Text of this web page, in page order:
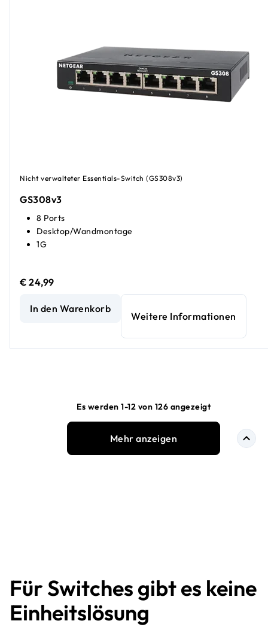
Nicht verwalteter Essentials-Switch (GS308v3)
GS308v3
8 Ports
Desktop/Wandmontage
1G
€ 24,99
Unmanaged Gigabit-Ethernet-Essentials-Switch mit 8
In den Warenkorb
Weitere Informationen
Es werden 1-12 von 126 angezeigt
Mehr anzeigen
Für Switches gibt es keine
Einheitslösung